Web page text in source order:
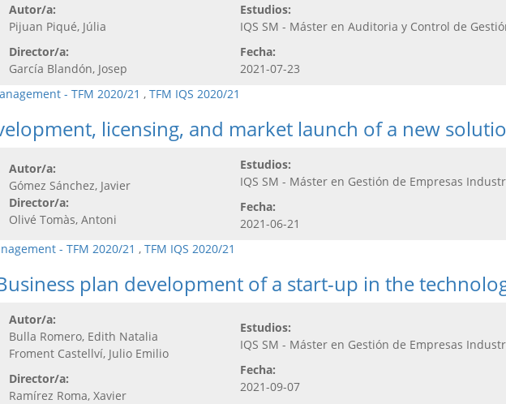
Autor/a:
Pijuan Piqué, Júlia
Director/a:
García Blandón, Josep
Estudios:
IQS SM - Máster en Auditoria y Control de
Fecha:
2021-07-23
- TFM 2020/21 , TFM IQS 2020/21
licensing, and market launch of a new
Autor/a:
Gómez Sánchez, Javier
Director/a:
Olivé Tomàs, Antoni
Estudios:
IQS SM - Máster en Gestión de Empresas
Fecha:
2021-06-21
- TFM 2020/21 , TFM IQS 2020/21
plan development of a start-up in the
Autor/a:
Bulla Romero, Edith Natalia
Froment Castellví, Julio Emilio
Director/a:
Ramírez Roma, Xavier
Estudios:
IQS SM - Máster en Gestión de Empresas
Fecha:
2021-09-07